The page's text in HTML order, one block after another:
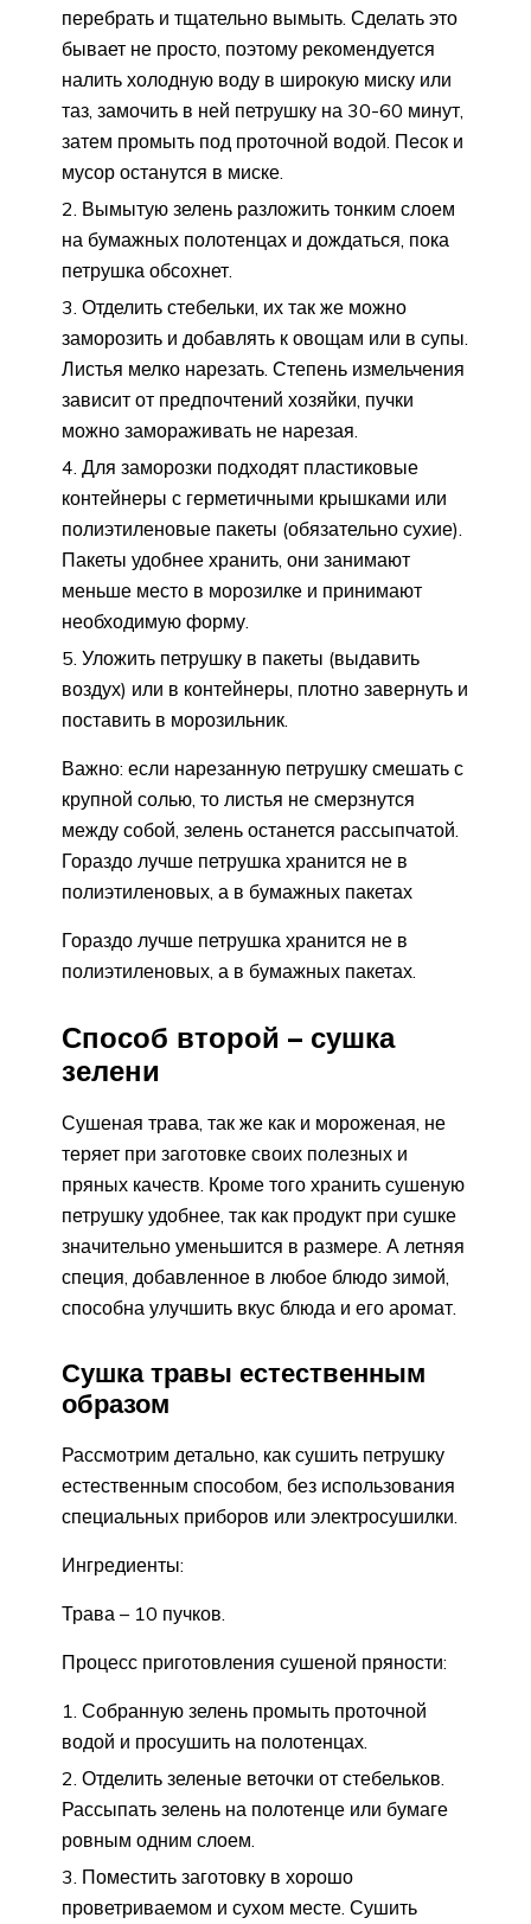
перебрать и тщательно вымыть. Сделать это
бывает не просто, поэтому рекомендуется
налить холодную воду в широкую миску или
таз, замочить в ней петрушку на 30-60 минут,
затем промыть под проточной водой. Песок и
мусор останутся в миске.
Вымытую зелень разложить тонким слоем
на бумажных полотенцах и дождаться, пока
петрушка обсохнет.
Отделить стебельки, их так же можно
заморозить и добавлять к овощам или в супы.
Листья мелко нарезать. Степень измельчения
зависит от предпочтений хозяйки, пучки
можно замораживать не нарезая.
Для заморозки подходят пластиковые
контейнеры с герметичными крышками или
полиэтиленовые пакеты (обязательно сухие).
Пакеты удобнее хранить, они занимают
меньше место в морозилке и принимают
необходимую форму.
Уложить петрушку в пакеты (выдавить
воздух) или в контейнеры, плотно завернуть и
поставить в морозильник.
Важно: если нарезанную петрушку смешать с
крупной солью, то листья не смерзнутся
между собой, зелень останется рассыпчатой.
Гораздо лучше петрушка хранится не в
полиэтиленовых, а в бумажных пакетах
Гораздо лучше петрушка хранится не в
полиэтиленовых, а в бумажных пакетах.
Способ второй – сушка
зелени
Сушеная трава, так же как и мороженая, не
теряет при заготовке своих полезных и
пряных качеств. Кроме того хранить сушеную
петрушку удобнее, так как продукт при сушке
значительно уменьшится в размере. А летняя
специя, добавленное в любое блюдо зимой,
способна улучшить вкус блюда и его аромат.
Сушка травы естественным
образом
Рассмотрим детально, как сушить петрушку
естественным способом, без использования
специальных приборов или электросушилки.
Ингредиенты:
Трава – 10 пучков.
Процесс приготовления сушеной пряности:
Собранную зелень промыть проточной
водой и просушить на полотенцах.
Отделить зеленые веточки от стебельков.
Рассыпать зелень на полотенце или бумаге
ровным одним слоем.
Поместить заготовку в хорошо
проветриваемом и сухом месте. Сушить